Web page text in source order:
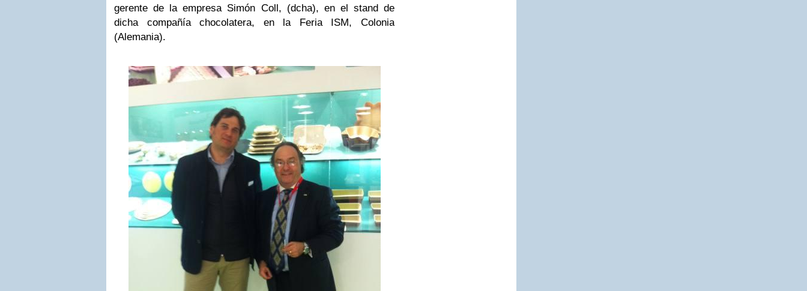
gerente de la empresa Simón Coll, (dcha), en el stand de
dicha compañía chocolatera, en la Feria ISM, Colonia
(Alemania).